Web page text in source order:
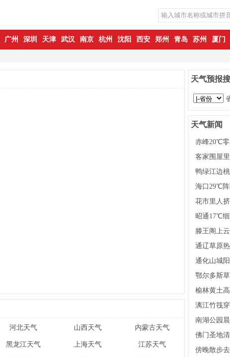
广州 深圳 天津 武汉 南京 杭州 沈阳 西安 郑州 青岛 苏州 厦门
河北天气 山西天气 内蒙古天气
黑龙江天气 上海天气 江苏天气
天气预报
天气新闻
赤峰20℃零
牧民说这
客家围屋
阳，外地
鸭绿江边
大晴天，
海口29℃阵
火，老板
花市里人
着，老板
昭通17℃
气好茶叶
滕王阁上
茶
通辽草原
解暑
通化山城
鄂尔多斯
凉快
榆林黄土
雨聊家常
漓江竹筏
徐展开
南湖公园
感39℃
佛门圣地
暑修行去
傍晚散步